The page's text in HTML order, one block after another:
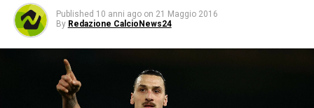
Published 10 anni ago on 21 Maggio 2016
By Redazione CalcioNews24